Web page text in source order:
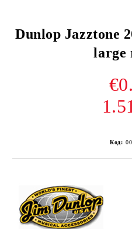
Dunlop Jazztone
large
Код: